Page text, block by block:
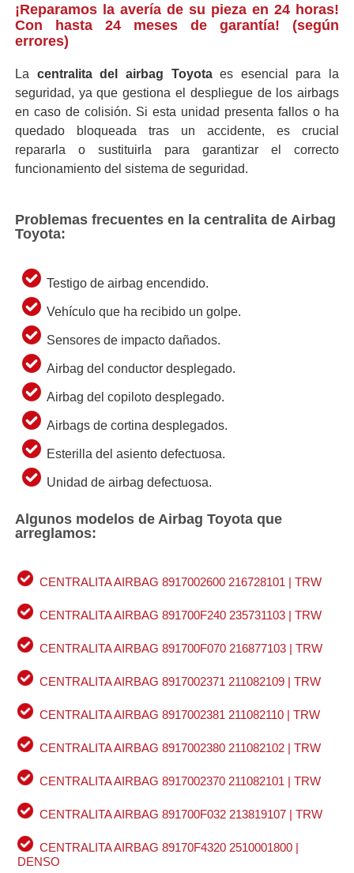
¡Reparamos la avería de su pieza en 24 horas!
Con hasta 24 meses de garantía! (según
errores)
La centralita del airbag Toyotaes esencial para la
seguridad, ya que gestiona el despliegue de los airbags
en caso de colisión. Si esta unidad presenta fallos o ha
quedado bloqueada tras un accidente, es crucial
repararla o sustituirla para garantizar el correcto
funcionamiento del sistema de seguridad.
Problemas frecuentes en la centralita de Airbag
Toyota:
Testigo de airbag encendido.
Vehículo que ha recibido un golpe.
Sensores de impacto dañados.
Airbag del conductor desplegado.
Airbag del copiloto desplegado.
Airbags de cortina desplegados.
Esterilla del asiento defectuosa.
Unidad de airbag defectuosa.
Algunos modelos de Airbag Toyota que
arreglamos:
CENTRALITA AIRBAG 8917002600 216728101 | TRW
CENTRALITA AIRBAG 891700F240 235731103 | TRW
CENTRALITA AIRBAG 891700F070 216877103 | TRW
CENTRALITA AIRBAG 8917002371 211082109 | TRW
CENTRALITA AIRBAG 8917002381 211082110 | TRW
CENTRALITA AIRBAG 8917002380 211082102 | TRW
CENTRALITA AIRBAG 8917002370 211082101 | TRW
CENTRALITA AIRBAG 891700F032 213819107 | TRW
CENTRALITA AIRBAG 89170F4320 2510001800 |
DENSO